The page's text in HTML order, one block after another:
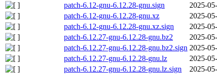
patch-6.12-gnu-6.12.28-gnu.sign
2025-
patch-6.12-gnu-6.12.28-gnu.xz
2025-
patch-6.12-gnu-6.12.28-gnu.xz.sign
2025-
patch-6.12.27-gnu-6.12.28-gnu.bz2
2025-
patch-6.12.27-gnu-6.12.28-gnu.bz2.sign 2025-
patch-6.12.27-gnu-6.12.28-gnu.lz
2025-
patch-6.12.27-gnu-6.12.28-gnu.lz.sign
2025-